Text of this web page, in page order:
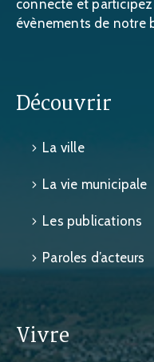
connecté et
évènements de notre
Découvrir
La ville
La vie municipale
Les publications
Paroles d’acteurs
Vivre